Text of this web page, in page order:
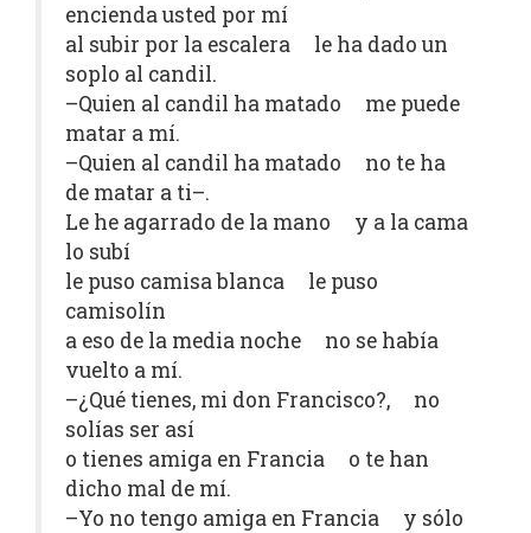
encienda usted por mí
al subir por la escalera le ha dado un
soplo al candil.
–Quien al candil ha matado me puede
matar a mí.
–Quien al candil ha matado no te ha
de matar a ti–.
Le he agarrado de la mano y a la cama
lo subí
le puso camisa blanca le puso
camisolín
a eso de la media noche no se había
vuelto a mí.
–¿Qué tienes, mi don Francisco?, no
solías ser así
o tienes amiga en Francia o te han
dicho mal de mí.
–Yo no tengo amiga en Francia y sólo